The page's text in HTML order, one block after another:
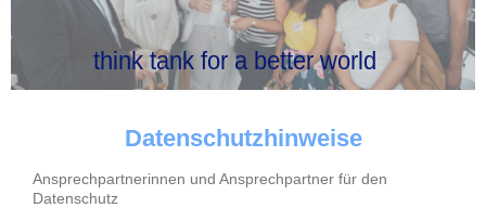
think tank for a better world
Datenschutzhinweise
Ansprechpartnerinnen und Ansprechpartner für den
Datenschutz